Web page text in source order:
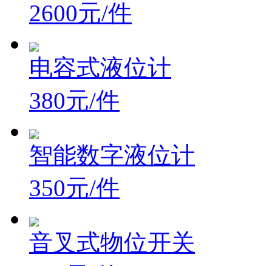
2600元/件
电容式液位计
380元/件
智能数字液位计
350元/件
音叉式物位开关